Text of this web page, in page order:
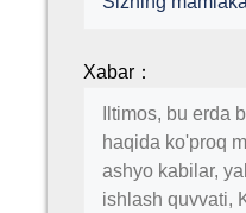
Xabar：